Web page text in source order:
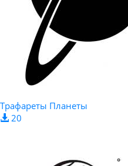
Трафареты Планеты
20